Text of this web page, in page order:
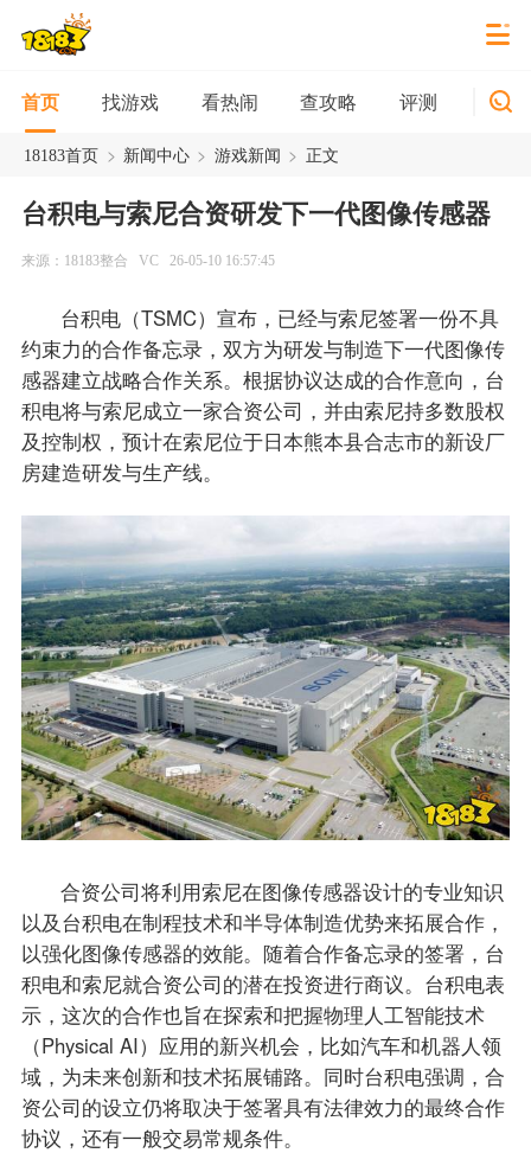
首页 找游戏 看热闹 查攻略 评测 新游
18183首页 > 新闻中心 > 游戏新闻 > 正文
台积电与索尼合资研发下一代图像传感器
来源：18183整合 VC 26-05-10 16:57:45
台积电（TSMC）宣布，已经与索尼签署一份不具
约束力的合作备忘录，双方为研发与制造下一代图像传
感器建立战略合作关系。根据协议达成的合作意向，台
积电将与索尼成立一家合资公司，并由索尼持多数股权
及控制权，预计在索尼位于日本熊本县合志市的新设厂
房建造研发与生产线。
合资公司将利用索尼在图像传感器设计的专业知识
以及台积电在制程技术和半导体制造优势来拓展合作，
以强化图像传感器的效能。随着合作备忘录的签署，台
积电和索尼就合资公司的潜在投资进行商议。台积电表
示，这次的合作也旨在探索和把握物理人工智能技术
（Physical AI）应用的新兴机会，比如汽车和机器人领
域，为未来创新和技术拓展铺路。同时台积电强调，合
资公司的设立仍将取决于签署具有法律效力的最终合作
协议，还有一般交易常规条件。